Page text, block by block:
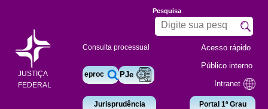
JUSTIÇA
FEDERAL
Consulta processual
eproc PJe
Jurisprudência
Pesquisa
Acesso rápido
Público interno
Intranet
Portal 1º Grau